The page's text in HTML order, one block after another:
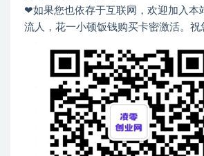
❤如果您也依存于互联网，欢迎加入本
流人，花一小顿饭钱购买卡密激活。祝